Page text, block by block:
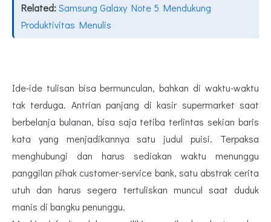
Related:Samsung Galaxy Note 5 Mendukung
Produktivitas Menulis
Ide-ide tulisan bisa bermunculan, bahkan di waktu-waktu
tak terduga. Antrian panjang di kasir supermarket saat
berbelanja bulanan, bisa saja tetiba terlintas sekian baris
kata yang menjadikannya satu judul puisi. Terpaksa
menghubungi dan harus sediakan waktu menunggu
panggilan pihak customer-service bank, satu abstrak cerita
utuh dan harus segera tertuliskan muncul saat duduk
manis di bangku penunggu.